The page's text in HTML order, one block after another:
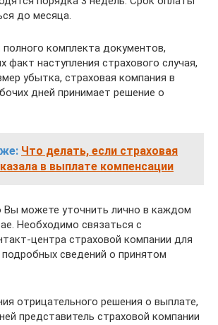
до месяца.
полного комплекта документов,
наступления страхового случая,
убытка, страховая компания в
дней принимает решение о
Что делать, если страховая
в выплате компенсации
можете уточнить лично в каждом
Необходимо связаться с
центра страховой компании для
подробных сведений о принятом
отрицательного решения о выплате,
представитель страховой компании